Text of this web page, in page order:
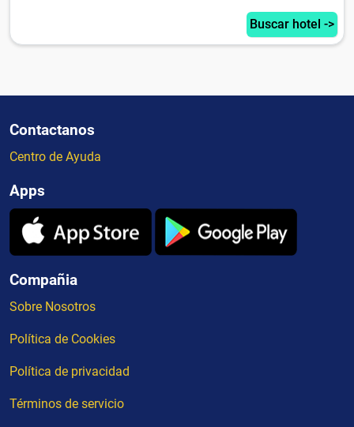
Buscar hotel ->
Contactanos
Centro de Ayuda
Apps
Compañia
Sobre Nosotros
Política de Cookies
Política de privacidad
Términos de servicio